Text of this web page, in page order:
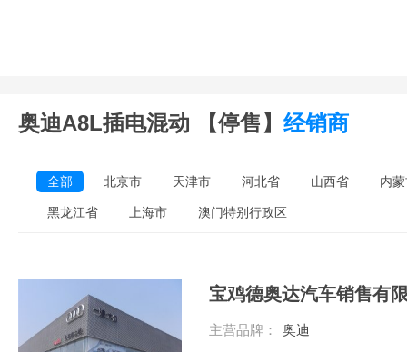
奥迪A8L插电混动 【停售】 经销商
全部 北京市 天津市 河北省 山西省 内
黑龙江省 上海市 澳门特别行政区
宝鸡德奥达汽车销售有
主营品牌：
奥迪